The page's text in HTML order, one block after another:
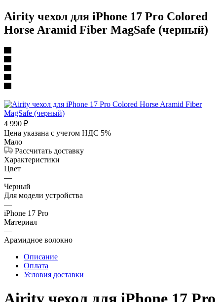
Airity чехол для iPhone 17 Pro Colored
Horse Aramid Fiber MagSafe (черный)
4 990 ₽
Цена указана с учетом НДС 5%
Мало
Рассчитать доставку
Характеристики
Цвет
—
Черный
Для модели устройства
—
iPhone 17 Pro
Материал
—
Арамидное волокно
Описание
Оплата
Условия доставки